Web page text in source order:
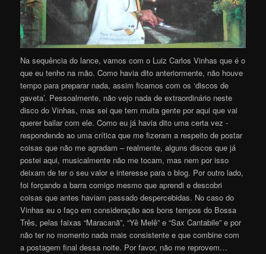
Na sequência do lance, vamos com o Luiz Carlos Vinhas que é o
que eu tenho na mão. Como havia dito anteriormente, não houve
tempo para preparar nada, assim ficamos com os ‘discos de
gaveta’. Pessoalmente, não vejo nada de extraordinário neste
disco do Vinhas, mas sei que tem muita gente por aqui que vai
querer bailar com ele. Como eu já havia dito uma certa vez -
respondendo ao uma crítica que me fizeram a respeito de postar
coisas que não me agradam – realmente, alguns discos que já
postei aqui, musicalmente não me tocam, mas nem por isso
deixam de ter o seu valor e interesse para o blog. Por outro lado,
foi forçando a barra comigo mesmo que aprendi e descobri
coisas que antes haviam passado despercebidas. No caso do
Vinhas eu o faço em consideração aos bons tempos do Bossa
Três, pelas faixas “Maracanã”, “Yê Melê” e “Sax Cantabile” e por
não ter no momento nada mais consistente e que combine com
a postagem final dessa noite. Por favor, não me reprovem…